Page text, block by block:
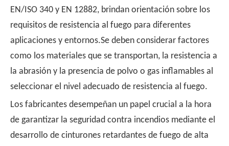
EN/ISO 340 y EN 12882, brindan orientación sobre los
requisitos de resistencia al fuego para diferentes
aplicaciones y entornos.Se deben considerar factores
como los materiales que se transportan, la resistencia a
la abrasión y la presencia de polvo o gas inflamables al
seleccionar el nivel adecuado de resistencia al fuego.
Los fabricantes desempeñan un papel crucial a la hora
de garantizar la seguridad contra incendios mediante el
desarrollo de cinturones retardantes de fuego de alta